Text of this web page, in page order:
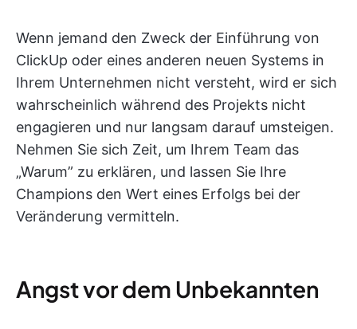
Wenn jemand den Zweck der Einführung von
ClickUp oder eines anderen neuen Systems in
Ihrem Unternehmen nicht versteht, wird er sich
wahrscheinlich während des Projekts nicht
engagieren und nur langsam darauf umsteigen.
Nehmen Sie sich Zeit, um Ihrem Team das
„Warum” zu erklären, und lassen Sie Ihre
Champions den Wert eines Erfolgs bei der
Veränderung vermitteln.
Angst vor dem Unbekannten